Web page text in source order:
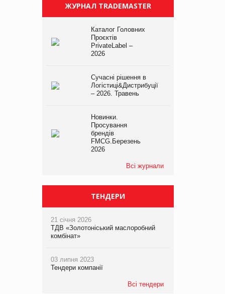
ЖУРНАЛ TRADEMASTER
Каталог Головних
Проєктів
PrivateLabel –
2026
Сучасні рішення в
Логістиці&Дистрибуції
– 2026. Травень
Новинки.
Просування
брендів
FMCG.Березень
2026
Всі журнали
ТЕНДЕРИ
21 січня 2026
ТДВ «Золотоніський маслоробний
комбінат»
03 липня 2023
Тендери компанії
Всі тендери